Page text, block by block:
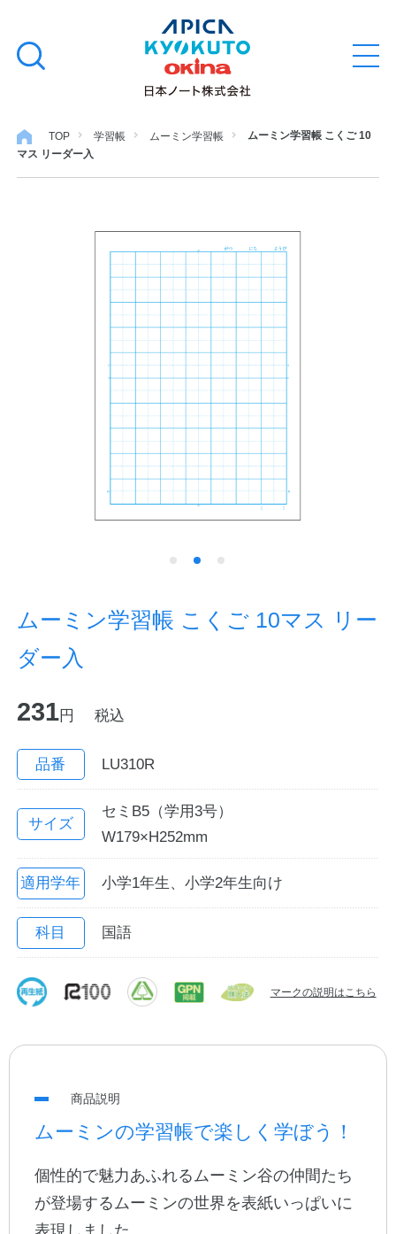
文
キ
ッ
開
検
る
ノート・メモ
ファイル・バインダー
日用・事務用品
特集・コラム
ノートの豆知識
探求・自主学習のすすめ
工場フォトツアー
企業情報
カタログ
English
教職員の皆さまへ
OEMご希望の方へ
TOP 学習帳 ムーミン学習帳
ムーミン学習帳 こくご 10
マス リーダー入
ムーミン学習帳 こくご 10マス リー
ダー入
231円 税込
品番 LU310R
サイズ
セミB5（学用3号）
W179×H252mm
適用学年 小学1年生、小学2年生向け
科目 国語
マークの説明はこちら
商品説明
ムーミンの学習帳で楽しく学ぼう！
個性的で魅力あふれるムーミン谷の仲間たち
が登場するムーミンの世界を表紙いっぱいに
表現しました。